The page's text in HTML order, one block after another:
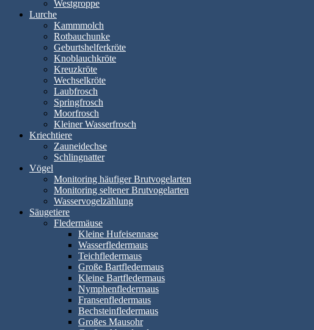
Westgroppe
Lurche
Kammmolch
Rotbauchunke
Geburtshelferkröte
Knoblauchkröte
Kreuzkröte
Wechselkröte
Laubfrosch
Springfrosch
Moorfrosch
Kleiner Wasserfrosch
Kriechtiere
Zauneidechse
Schlingnatter
Vögel
Monitoring häufiger Brutvogelarten
Monitoring seltener Brutvogelarten
Wasservogelzählung
Säugetiere
Fledermäuse
Kleine Hufeisennase
Wasserfledermaus
Teichfledermaus
Große Bartfledermaus
Kleine Bartfledermaus
Nymphenfledermaus
Fransenfledermaus
Bechsteinfledermaus
Großes Mausohr